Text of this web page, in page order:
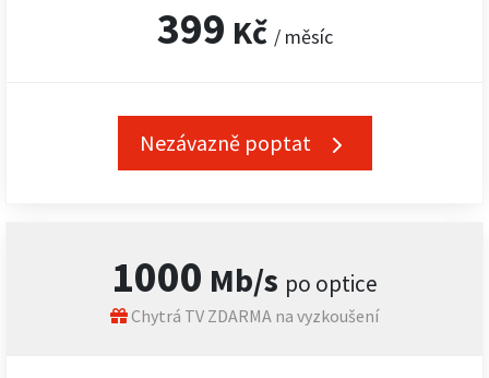
399 Kč / měsíc
Nezávazně poptat
1000 Mb/s po optice
Chytrá TV ZDARMA na vyzkoušení